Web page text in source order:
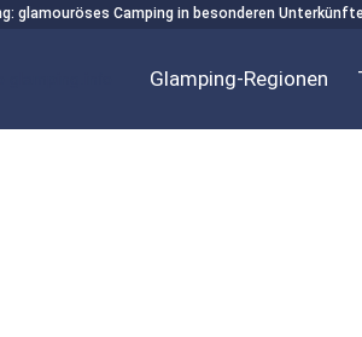
glamouröses Camping in besonderen
Glamping-Regionen